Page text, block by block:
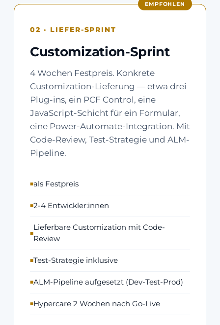
EMPFOHLEN
02 · LIEFER-SPRINT
Customization-Sprint
4 Wochen Festpreis. Konkrete
Customization-Lieferung — etwa drei
Plug-ins, ein PCF Control, eine
JavaScript-Schicht für ein Formular,
eine Power-Automate-Integration. Mit
Code-Review, Test-Strategie und ALM-
Pipeline.
als Festpreis
2-4 Entwickler:innen
Lieferbare Customization mit Code-
Review
Test-Strategie inklusive
ALM-Pipeline aufgesetzt (Dev-Test-Prod)
Hypercare 2 Wochen nach Go-Live